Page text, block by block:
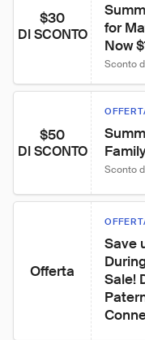
$30
DI SCONTO
for
Now
Sconto
$50
DI SCONTO
Sconto
Offerta
Save
Sale!